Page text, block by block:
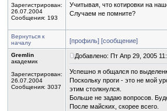
Зарегистрирован:
26.07.2004
Сообщения: 193
Учитывая, что котировки на
Случаем не помните?
Вернуться к
началу
[профиль] [сообщение]
Gremlin
академик
Зарегистрирован:
26.07.2004
Сообщения: 3037
Добавлено: Пт Апр 29, 2005
Успешно я общался по
Поскольку проги - это не мой
этим столкнулся.
Больше не задаю вопросов.
После майских, скорее всего.